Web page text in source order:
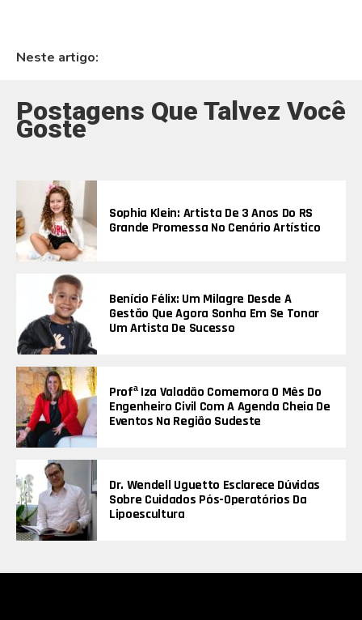
Neste artigo:
Postagens Que Talvez Você
Goste
Sophia Klein: Artista De 3 Anos Do RS
Grande Promessa No Cenário Artístico
Benício Félix: Um Milagre Desde A
Gestão Que Agora Sonha Em Se Tonar
Um Artista De Sucesso
Profª Iza Valadão Comemora O Mês Do
Engenheiro Civil Com A Agenda Cheia De
Eventos Na Região Sudeste
Dr. Wendell Uguetto Esclarece Dúvidas
Sobre Cuidados Pós-Operatórios Da
Lipoescultura